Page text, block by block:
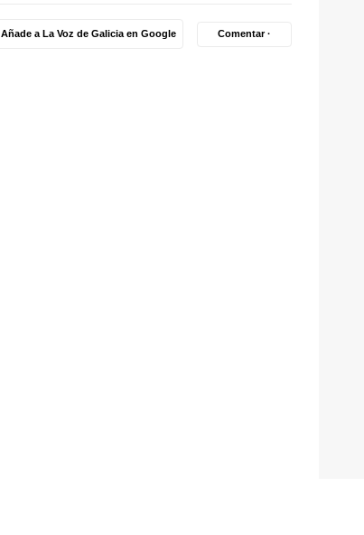
Añade a La Voz de Galicia en Google Comentar ·